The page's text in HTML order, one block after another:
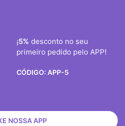

PISTAS E CIRCUITOS
¡5% desconto no seu
primeiro pedido pelo APP!
CÓDIGO: APP-5
NOSSA APP